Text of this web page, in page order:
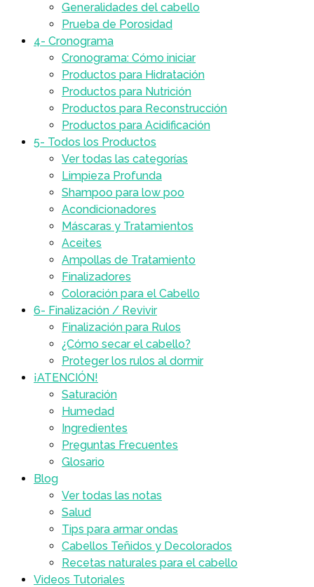
Generalidades del cabello
Prueba de Porosidad
4- Cronograma
Cronograma: Cómo iniciar
Productos para Hidratación
Productos para Nutrición
Productos para Reconstrucción
Productos para Acidificación
5- Todos los Productos
Ver todas las categorías
Limpieza Profunda
Shampoo para low poo
Acondicionadores
Máscaras y Tratamientos
Aceites
Ampollas de Tratamiento
Finalizadores
Coloración para el Cabello
6- Finalización / Revivir
Finalización para Rulos
¿Cómo secar el cabello?
Proteger los rulos al dormir
¡ATENCIÓN!
Saturación
Humedad
Ingredientes
Preguntas Frecuentes
Glosario
Blog
Ver todas las notas
Salud
Tips para armar ondas
Cabellos Teñidos y Decolorados
Recetas naturales para el cabello
Videos Tutoriales